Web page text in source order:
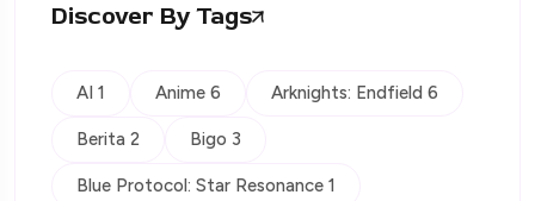
Discover By Tags
AI 1 Anime 6 Arknights: Endfield 6
Berita 2 Bigo 3
Blue Protocol: Star Resonance 1